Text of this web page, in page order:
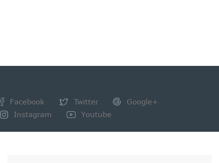
Facebook Twitter
Google+
Instagram
Youtube